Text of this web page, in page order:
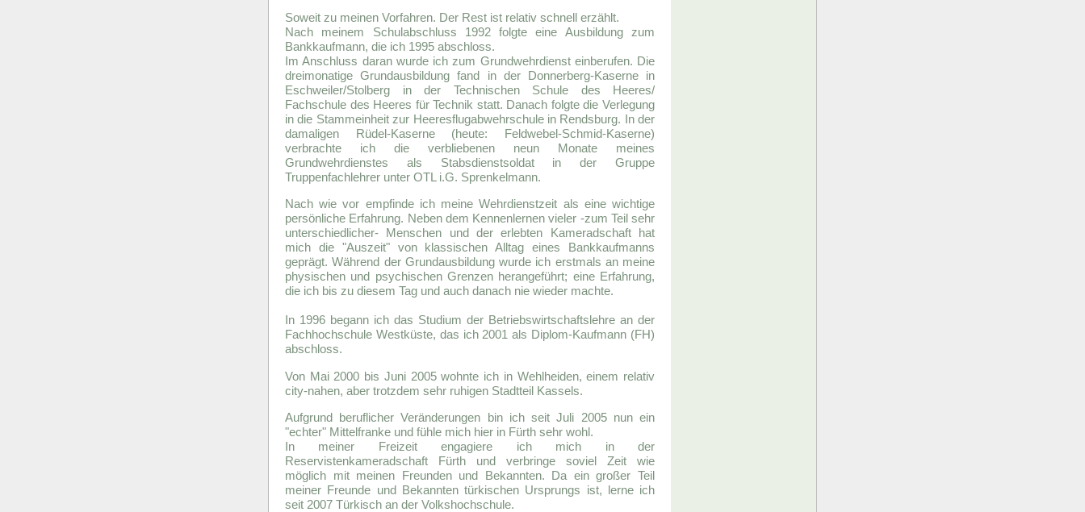
Soweit zu meinen Vorfahren. Der Rest ist relativ schnell erzählt.
Nach meinem Schulabschluss 1992 folgte eine Ausbildung zum
Bankkaufmann, die ich 1995 abschloss.
Im Anschluss daran wurde ich zum Grundwehrdienst einberufen. Die
dreimonatige Grundausbildung fand in der Donnerberg-Kaserne in
Eschweiler/Stolberg in der Technischen Schule des Heeres/
Fachschule des Heeres für Technik statt. Danach folgte die Verlegung
in die Stammeinheit zur Heeresflugabwehrschule in Rendsburg. In der
damaligen Rüdel-Kaserne (heute: Feldwebel-Schmid-Kaserne)
verbrachte ich die verbliebenen neun Monate meines
Grundwehrdienstes als Stabsdienstsoldat in der Gruppe
Truppenfachlehrer unter OTL i.G. Sprenkelmann.
Nach wie vor empfinde ich meine Wehrdienstzeit als eine wichtige
persönliche Erfahrung. Neben dem Kennenlernen vieler -zum Teil sehr
unterschiedlicher- Menschen und der erlebten Kameradschaft hat
mich die "Auszeit" von klassischen Alltag eines Bankkaufmanns
geprägt. Während der Grundausbildung wurde ich erstmals an meine
physischen und psychischen Grenzen herangeführt; eine Erfahrung,
die ich bis zu diesem Tag und auch danach nie wieder machte.
In 1996 begann ich das Studium der Betriebswirtschaftslehre an der
Fachhochschule Westküste, das ich 2001 als Diplom-Kaufmann (FH)
abschloss.
Von Mai 2000 bis Juni 2005 wohnte ich in Wehlheiden, einem relativ
city-nahen, aber trotzdem sehr ruhigen Stadtteil Kassels.
Aufgrund beruflicher Veränderungen bin ich seit Juli 2005 nun ein
"echter" Mittelfranke und fühle mich hier in Fürth sehr wohl.
In meiner Freizeit engagiere ich mich in der
Reservistenkameradschaft Fürth und verbringe soviel Zeit wie
möglich mit meinen Freunden und Bekannten. Da ein großer Teil
meiner Freunde und Bekannten türkischen Ursprungs ist, lerne ich
seit 2007 Türkisch an der Volkshochschule.